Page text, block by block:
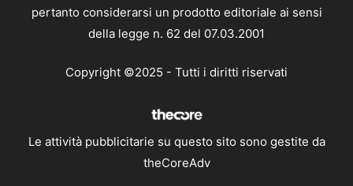
pertanto considerarsi un prodotto editoriale ai sensi
della legge n. 62 del 07.03.2001
Copyright ©2025 - Tutti i diritti riservati
Le attività pubblicitarie su questo sito sono gestite da
theCoreAdv